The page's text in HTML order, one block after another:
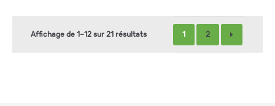
Affichage de 1–12 sur 21 résultats 1 2